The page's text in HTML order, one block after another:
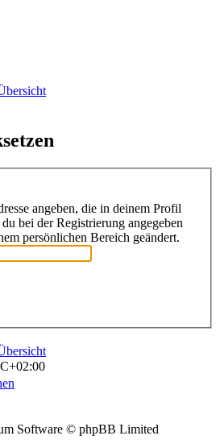
angeben, die in deinem Profil
bei der Registrierung angegeben
persönlichen Bereich geändert.
Software © phpBB Limited